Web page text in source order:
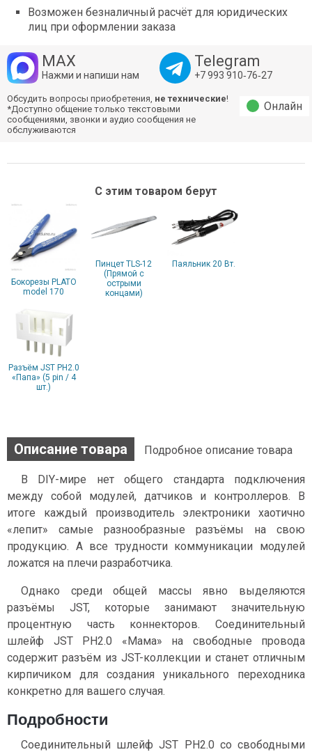
Возможен безналичный расчёт для юридических
лиц при оформлении заказа
MAX
Нажми и напиши нам
Telegram
+7 993 910‑76‑27
Обсудить вопросы приобретения, не технические!
*Доступно общение только текстовыми
сообщениями, звонки и аудио сообщения не
обслуживаются
Онлайн
С этим товаром берут
Бокорезы PLATO
model 170
Пинцет TLS-12
(Прямой с
острыми
концами)
Паяльник 20 Вт.
Разъём JST PH2.0
«Папа» (5 pin / 4
шт.)
Описание товара Подробное описание товара
В DIY-мире нет общего стандарта подключения
между собой модулей, датчиков и контроллеров. В
итоге каждый производитель электроники хаотично
«лепит» самые разнообразные разъёмы на свою
продукцию. А все трудности коммуникации модулей
ложатся на плечи разработчика.
Однако среди общей массы явно выделяются
разъёмы JST, которые занимают значительную
процентную часть коннекторов. Соединительный
шлейф JST PH2.0 «Мама» на свободные провода
содержит разъём из JST-коллекции и станет отличным
кирпичиком для создания уникального переходника
конкретно для вашего случая.
Подробности
Соединительный шлейф JST PH2.0 со свободными